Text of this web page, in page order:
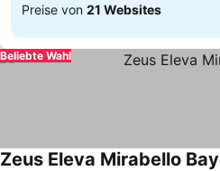
Preise von 21 Websites
Beliebte Wahl
Zeus Eleva Mirabello Bay